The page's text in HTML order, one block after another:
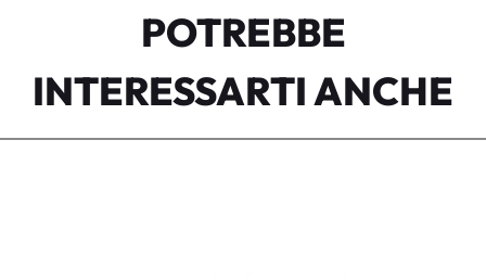
POTREBBE
INTERESSARTI ANCHE